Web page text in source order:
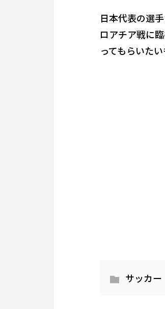
日本代表の選
ロアチア戦に
ってもらいたい
サッカー